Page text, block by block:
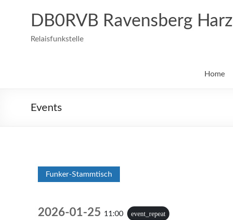
DB0RVB Ravensberg Harz
Relaisfunkstelle
Home
Events
Funker-Stammtisch
2026-01-25 11:00 event_repeat